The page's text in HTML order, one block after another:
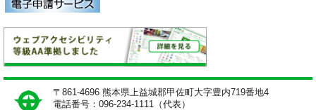
〒861-4696 熊本県上益城郡甲佐町大字豊内719番地4
電話番号：096-234-1111（代表）